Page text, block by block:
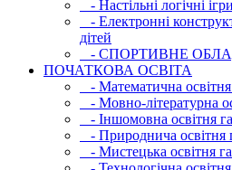
- Настільні логічні
- Електронні
дітей
- СПОРТИВНЕ
ПОЧАТКОВА ОСВIТА
- Математична освітня
- Мовно-літературна
- Iншомовна освітня
- Природнича освітня
- Мистецька освітня